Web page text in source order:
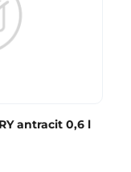
antracit 0,6 l